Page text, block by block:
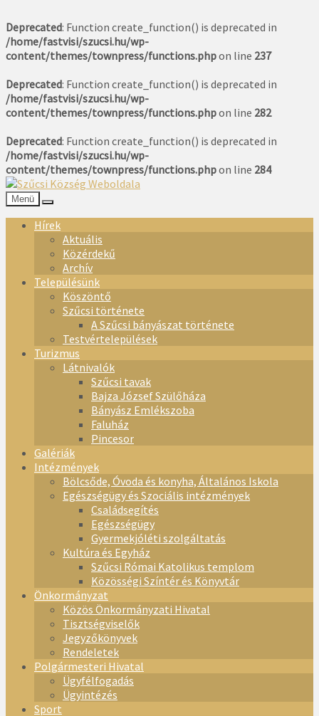
Deprecated: Function create_function() is deprecated in
/home/fastvisi/szucsi.hu/wp-
content/themes/townpress/functions.phpon line 237
Deprecated: Function create_function() is deprecated in
/home/fastvisi/szucsi.hu/wp-
content/themes/townpress/functions.phpon line 282
Deprecated: Function create_function() is deprecated in
/home/fastvisi/szucsi.hu/wp-
content/themes/townpress/functions.phpon line 284
Menü
Hírek
Aktuális
Közérdekű
Archív
Településünk
Köszöntő
Szűcsi története
A Szűcsi bányászat története
Testvértelepülések
Turizmus
Látnivalók
Szűcsi tavak
Bajza József Szülőháza
Bányász Emlékszoba
Faluház
Pincesor
Galériák
Intézmények
Bölcsőde, Óvoda és konyha, Általános Iskola
Egészségügy és Szociális intézmények
Családsegítés
Egészségügy
Gyermekjóléti szolgáltatás
Kultúra és Egyház
Szűcsi Római Katolikus templom
Közösségi Színtér és Könyvtár
Önkormányzat
Közös Önkormányzati Hivatal
Tisztségviselők
Jegyzőkönyvek
Rendeletek
Polgármesteri Hivatal
Ügyfélfogadás
Ügyintézés
Sport